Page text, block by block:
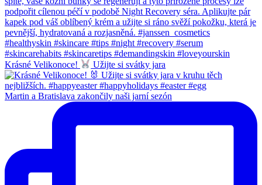
Krásné Velikonoce! Užijte si svátky jara
Martin a Bratislava zakončily naši jarní sezón